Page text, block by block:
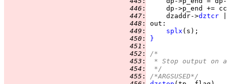
446 :
447 :
     dzaddr->
dztcr
448 : out
449 : splx
450 :
}
451 :
452 :
/*
453 :
* Stop output on
454 :
*/
455 :
/*ARGSUSED*/